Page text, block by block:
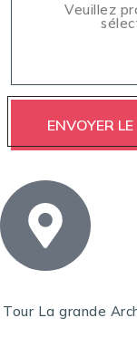
Veuillez
Tour La grande